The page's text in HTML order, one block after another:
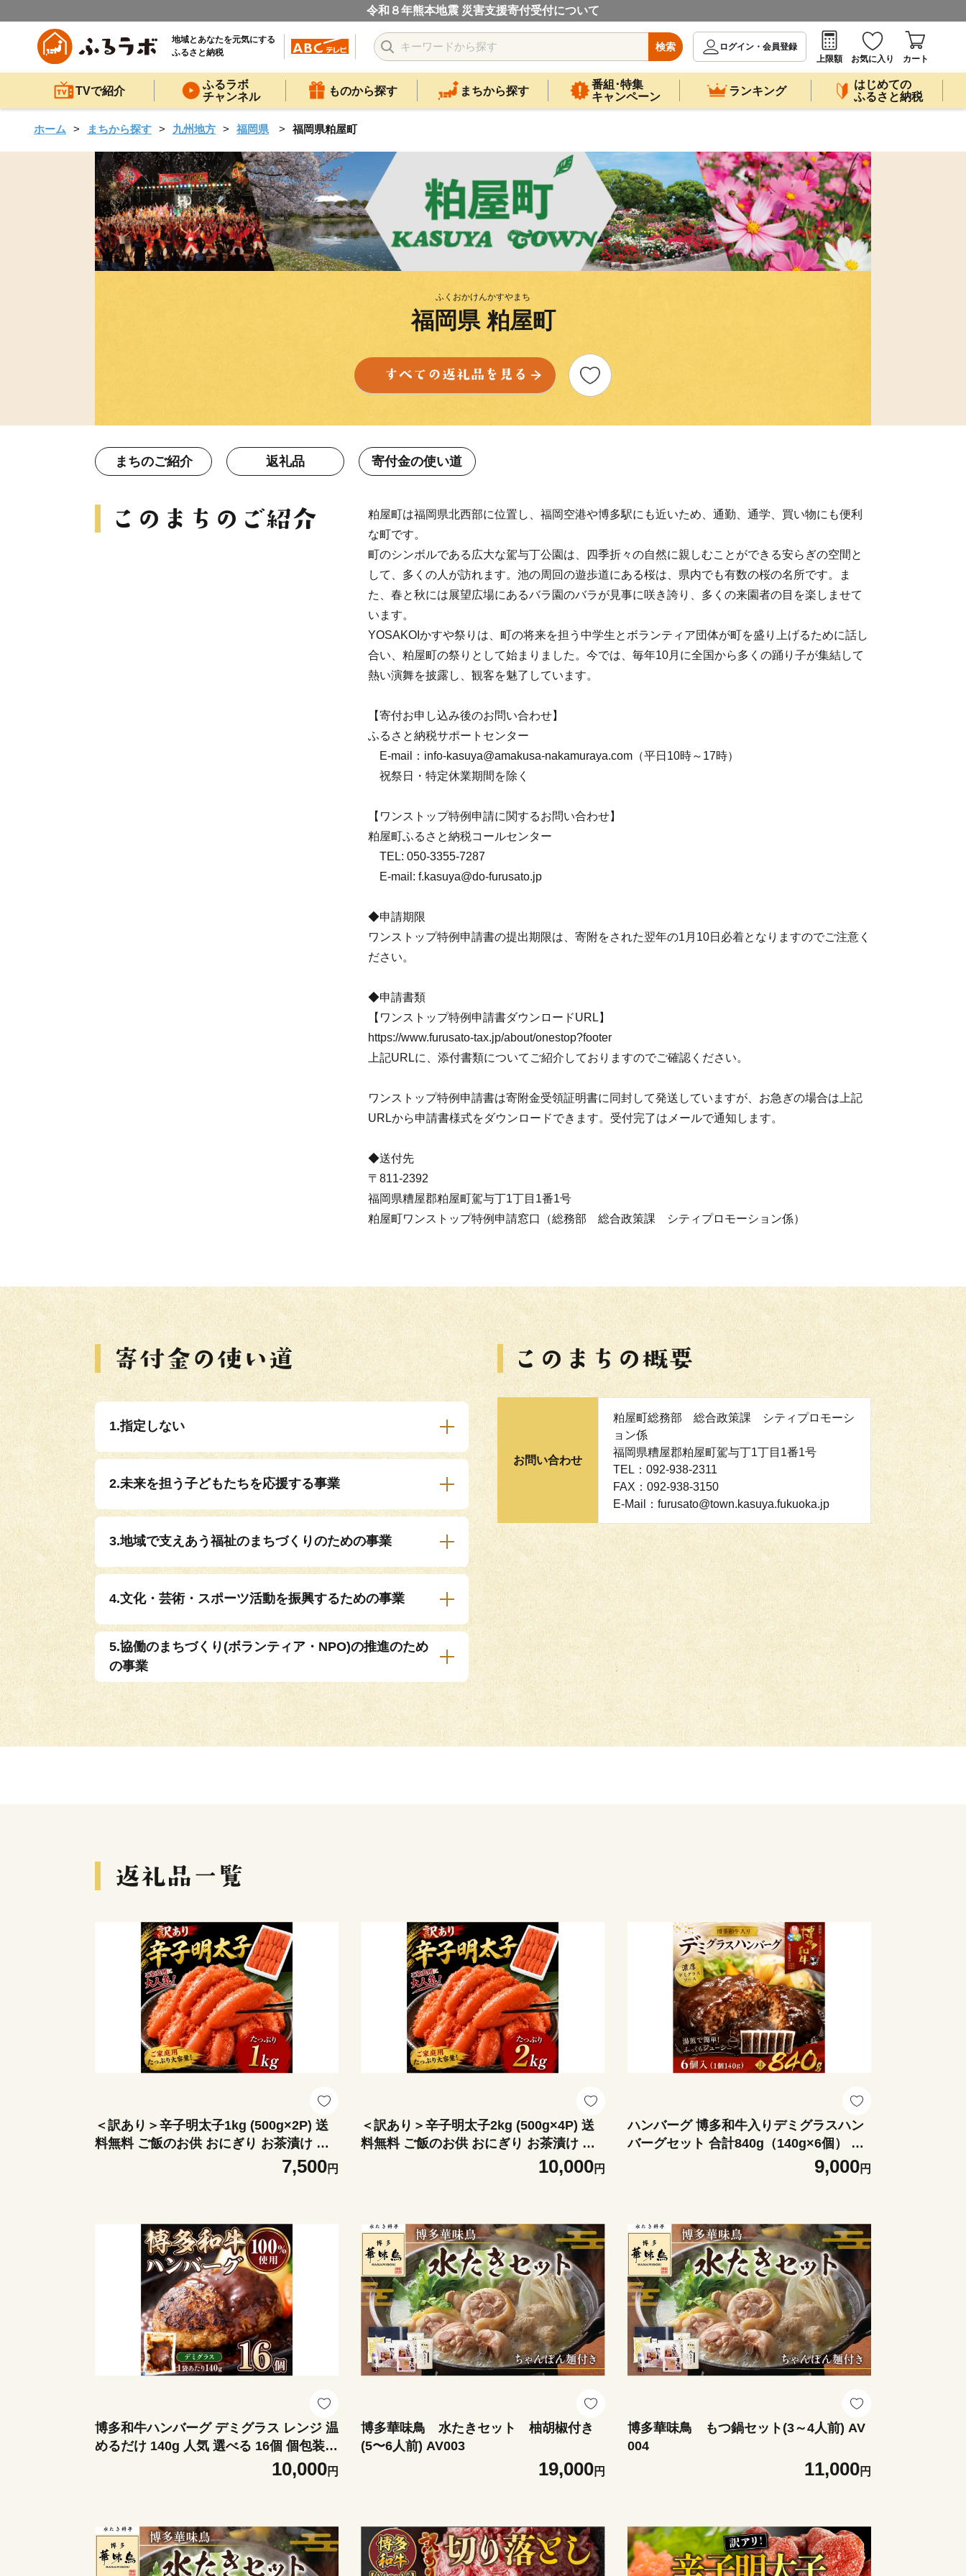
令和８年熊本地震 災害支援寄付受付について
地域とあなたを元気にする
ふるさと納税
検索
ログイン・会員登録
上限額
お気に入り カート
TVで紹介
ふるラボ
チャンネル
ものから探す まちから探す
番組･特集
キャンペーン
ランキング
はじめての
ふるさと納税
ホーム まちから探す 九州地方 福岡県 福岡県粕屋町
ふくおかけんかすやまち
福岡県 粕屋町
まちのご紹介 返礼品 寄付金の使い道
粕屋町は福岡県北西部に位置し、福岡空港や博多駅にも近いため、通勤、通学、買い物にも便利
な町です。
町のシンボルである広大な駕与丁公園は、四季折々の自然に親しむことができる安らぎの空間と
して、多くの人が訪れます。池の周回の遊歩道にある桜は、県内でも有数の桜の名所です。ま
た、春と秋には展望広場にあるバラ園のバラが見事に咲き誇り、多くの来園者の目を楽しませて
います。
YOSAKOIかすや祭りは、町の将来を担う中学生とボランティア団体が町を盛り上げるために話し
合い、粕屋町の祭りとして始まりました。今では、毎年10月に全国から多くの踊り子が集結して
熱い演舞を披露し、観客を魅了しています。
【寄付お申し込み後のお問い合わせ】
ふるさと納税サポートセンター
E-mail：info-kasuya@amakusa-nakamuraya.com（平日10時～17時）
祝祭日・特定休業期間を除く
【ワンストップ特例申請に関するお問い合わせ】
粕屋町ふるさと納税コールセンター
TEL: 050-3355-7287
E-mail: f.kasuya@do-furusato.jp
◆申請期限
ワンストップ特例申請書の提出期限は、寄附をされた翌年の1月10日必着となりますのでご注意く
ださい。
◆申請書類
【ワンストップ特例申請書ダウンロードURL】
https://www.furusato-tax.jp/about/onestop?footer
上記URLに、添付書類についてご紹介しておりますのでご確認ください。
ワンストップ特例申請書は寄附金受領証明書に同封して発送していますが、お急ぎの場合は上記
URLから申請書様式をダウンロードできます。受付完了はメールで通知します。
◆送付先
〒811-2392
福岡県糟屋郡粕屋町駕与丁1丁目1番1号
粕屋町ワンストップ特例申請窓口（総務部 総合政策課 シティプロモーション係）
1.指定しない
2.未来を担う子どもたちを応援する事業
3.地域で支えあう福祉のまちづくりのための事業
4.文化・芸術・スポーツ活動を振興するための事業
5.協働のまちづくり(ボランティア・NPO)の推進のため
の事業
お問い合わせ
粕屋町総務部 総合政策課 シティプロモーシ
ョン係
福岡県糟屋郡粕屋町駕与丁1丁目1番1号
TEL：092-938-2311
FAX：092-938-3150
E-Mail：furusato@town.kasuya.fukuoka.jp
＜訳あり＞辛子明太子1kg (500g×2P) 送
料無料 ご飯のお供 おにぎり お茶漬け チ
ャーハン パスタ ほぐし 大容量 辛子明太
子 明太子 福岡 粕屋町 お取り寄せ お取り
7,500円
＜訳あり＞辛子明太子2kg (500g×4P) 送
料無料 ご飯のお供 おにぎり お茶漬け チ
ャーハン パスタ ほぐし 大容量 辛子明太
子 明太子 福岡 粕屋町 お取り寄せ お取り
10,000円
ハンバーグ 博多和牛入りデミグラスハン
バーグセット 合計840g（140g×6個） CB
9,000円
博多和牛ハンバーグ デミグラス レンジ 温
めるだけ 140g 人気 選べる 16個 個包装
10,000円
博多華味鳥 水たきセット 柚胡椒付き
(5〜6人前) AV003
19,000円
博多華味鳥 もつ鍋セット(3～4人前) AV
004
11,000円